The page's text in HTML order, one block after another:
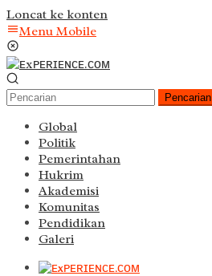
Loncat ke konten
Menu Mobile
Pencarian
Global
Politik
Pemerintahan
Hukrim
Akademisi
Komunitas
Pendidikan
Galeri